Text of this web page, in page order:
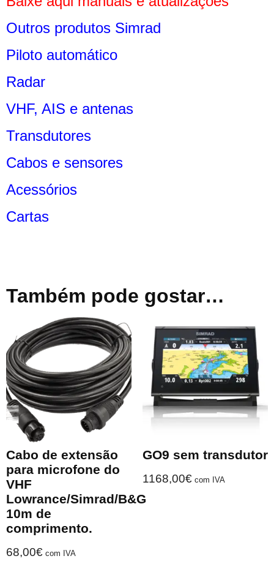
Outros produtos Simrad
Piloto automático
Radar
VHF, AIS e antenas
Transdutores
Cabos e sensores
Acessórios
Cartas
Também pode gostar…
Cabo de extensão
para microfone do
VHF
Lowrance/Simrad/B&G
10m de
comprimento.
68,00€ com IVA
GO9 sem transdutor
1168,00€ com IVA